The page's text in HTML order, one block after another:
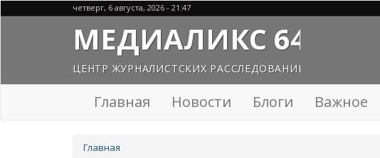
четверг, 6 августа, 2026 - 21:47
МЕДИАЛИКС 64
ЦЕНТР ЖУРНАЛИСТСКИХ РАССЛЕДОВАНИЙ
Главная Новости Блоги Важное
здесь
Главная